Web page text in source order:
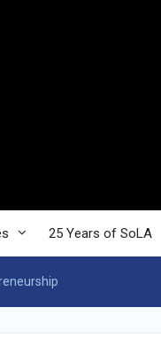
25 Years of SoLA